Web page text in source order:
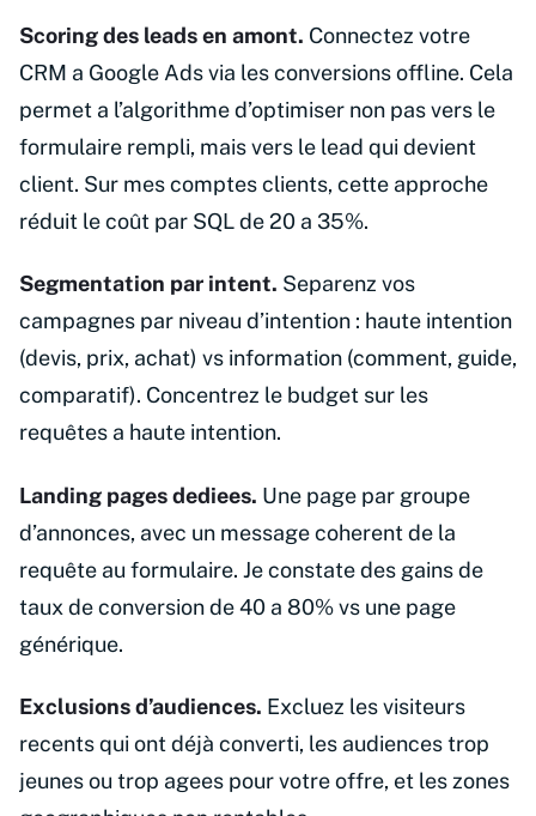
Scoring des leads en amont. Connectez votre
CRM a Google Ads via les conversions offline. Cela
permet a l’algorithme d’optimiser non pas vers le
formulaire rempli, mais vers le lead qui devient
client. Sur mes comptes clients, cette approche
réduit le coût par SQL de 20 a 35%.
Segmentation par intent. Separenz vos
campagnes par niveau d’intention : haute intention
(devis, prix, achat) vs information (comment, guide,
comparatif). Concentrez le budget sur les
requêtes a haute intention.
Landing pages dediees. Une page par groupe
d’annonces, avec un message coherent de la
requête au formulaire. Je constate des gains de
taux de conversion de 40 a 80% vs une page
générique.
Exclusions d’audiences. Excluez les visiteurs
recents qui ont déjà converti, les audiences trop
jeunes ou trop agees pour votre offre, et les zones